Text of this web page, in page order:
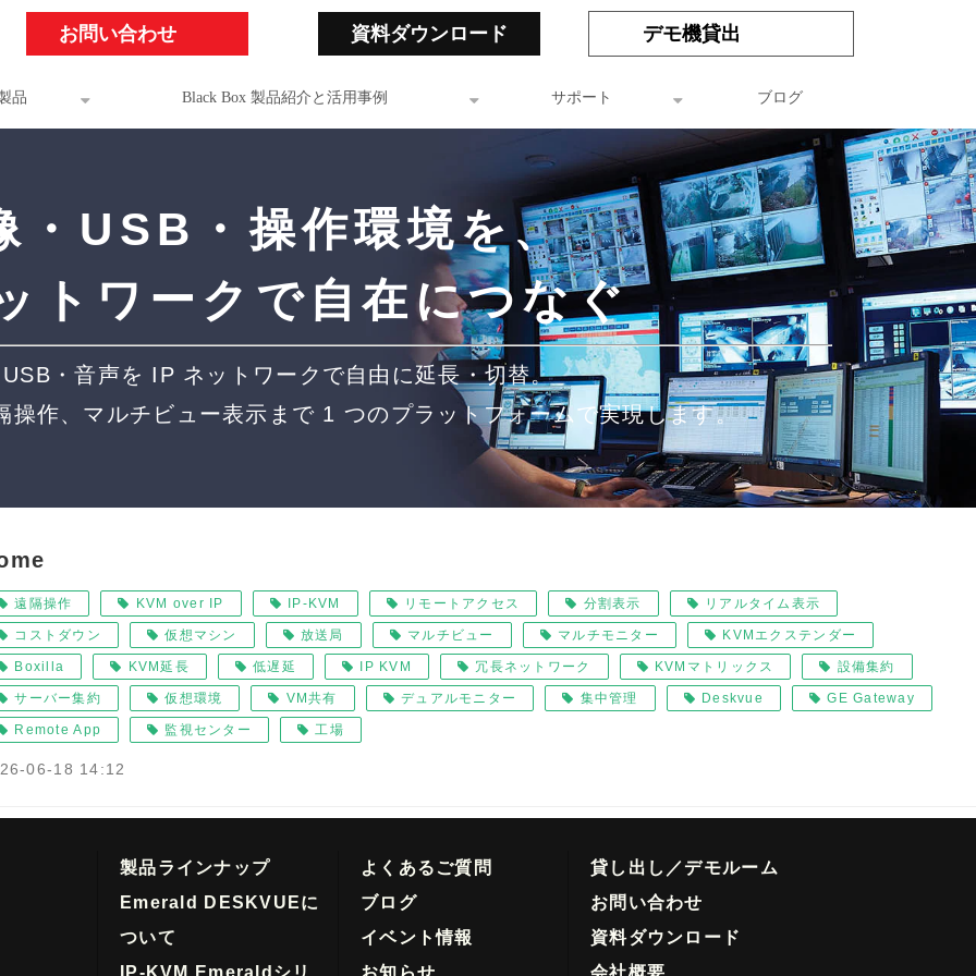
お問い合わせ 資料ダウンロード デモ機貸出
品 Black Box 製品紹介と活用事例 サポート ブログ
・USB・操作環境を、
トワークで自在につなぐ
・音声を IP ネットワークで自由に延長・切替。
操作、マルチビュー表示まで 1 つのプラットフォームで実現します。
遠隔操作 KVM over IP IP-KVM リモートアクセス 分割表示 リアルタイム表示
コストダウン 仮想マシン 放送局 マルチビュー マルチモニター KVMエクステンダー
Boxilla KVM延長 低遅延 IP KVM 冗長ネットワーク KVMマトリックス 設備集約
サーバー集約 仮想環境 VM共有 デュアルモニター 集中管理 Deskvue GE Gateway
Remote App 監視センター 工場
06-18 14:12
製品ラインナップ
Emerald DESKVUEに
ついて
IP-KVM Emeraldシリ
よくあるご質問
ブログ
イベント情報
お知らせ
貸し出し／デモルーム
お問い合わせ
資料ダウンロード
会社概要